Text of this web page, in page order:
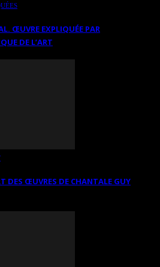
ŒUVRE EXPLIQUÉE PAR
DE L’ART
DES ŒUVRES DE CHANTALE GUY